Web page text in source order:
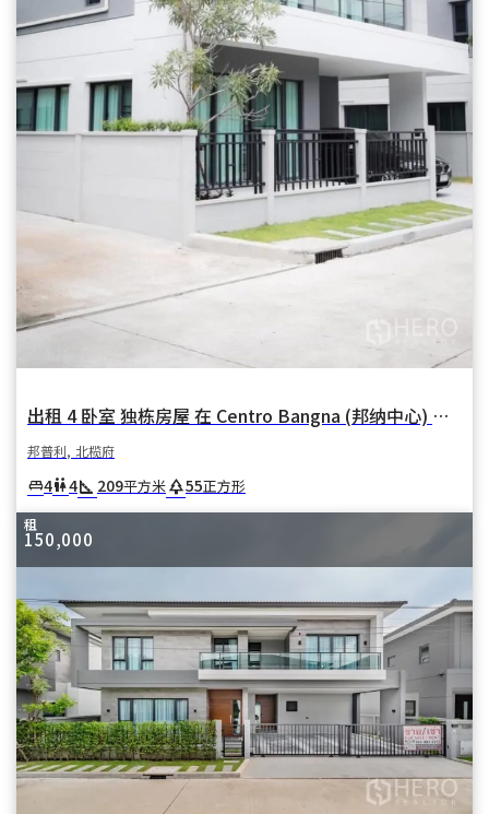
出租 4 卧室 独栋房屋 在 Centro Bangna (邦纳中心) 在 邦卡奥 邦普利 北榄府
邦普利, 北榄府
king_bed4wc4square_foot 209平方米park55正方形
租
150,000